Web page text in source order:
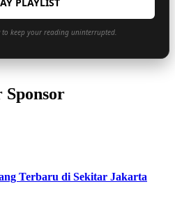
keep your reading uninterrupted.
Sponsor
Terbaru di Sekitar Jakarta